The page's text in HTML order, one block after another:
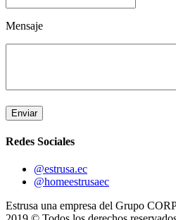
Mensaje
Enviar
Redes Sociales
@estrusa.ec
@homeestrusaec
Estrusa una empresa del Grupo